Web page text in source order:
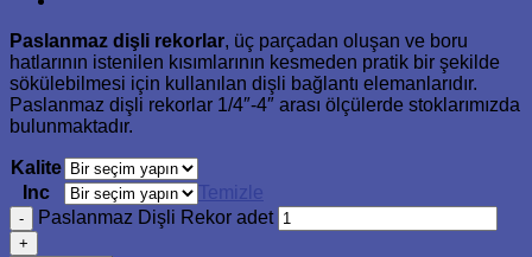
Paslanmaz dişli rekorlar, üç parçadan oluşan ve boru
hatlarının istenilen kısımlarının kesmeden pratik bir şekilde
sökülebilmesi için kullanılan dişli bağlantı elemanlarıdır.
Paslanmaz dişli rekorlar 1/4″-4″ arası ölçülerde stoklarımızda
bulunmaktadır.
Kalite
Inc
Temizle
Paslanmaz Dişli Rekor adet